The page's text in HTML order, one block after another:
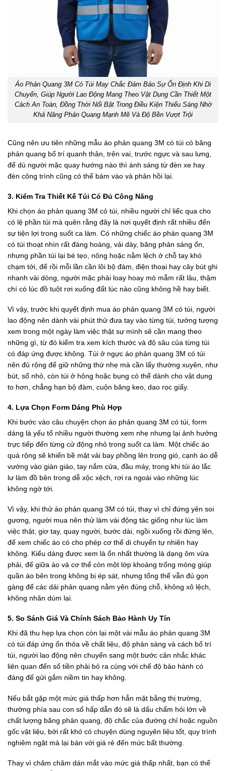
Áo Phản Quang 3M Có Túi May Chắc Đảm Bảo Sự Ổn Định Khi Di
Chuyển, Giúp Người Lao Động Mang Theo Vật Dụng Cần Thiết Một
Cách An Toàn, Đồng Thời Nổi Bật Trong Điều Kiện Thiếu Sáng Nhờ
Khả Năng Phản Quang Mạnh Mẽ Và Độ Bền Vượt Trội
Cũng nên ưu tiên những mẫu áo phản quang 3M có túi có băng
phản quang bố trí quanh thân, trên vai, trước ngực và sau lưng,
để dù người mặc quay hướng nào thì ánh sáng từ đèn xe hay
đèn công trình cũng có thể bám vào và phản hồi lại.
3. Kiểm Tra Thiết Kế Túi Có Đủ Công Năng
Khi chọn áo phản quang 3M có túi, nhiều người chỉ liếc qua cho
có lệ phần túi mà quên rằng đây là nơi quyết định rất nhiều đến
sự tiện lợi trong suốt ca làm. Có những chiếc áo phản quang 3M
có túi thoạt nhìn rất đàng hoàng, vải dày, băng phản sáng ổn,
nhưng phần túi lại bé tẹo, nông hoặc nằm lệch ở chỗ tay khó
chạm tới, để rồi mỗi lần cần lôi bộ đàm, điện thoại hay cây bút ghi
nhanh vài dòng, người mặc phải loay hoay mò mẫm rất lâu, thậm
chí có lúc đồ tuột rơi xuống đất lúc nào cũng không hề hay biết.
Vì vậy, trước khi quyết định mua áo phản quang 3M có túi, người
lao động nên dành vài phút thử đưa tay vào từng túi, tưởng tượng
xem trong một ngày làm việc thật sự mình sẽ cần mang theo
những gì, từ đó kiểm tra xem kích thước và độ sâu của từng túi
có đáp ứng được không. Túi ở ngực áo phản quang 3M có túi
nên đủ rộng để giữ những thứ nhẹ mà cần lấy thường xuyên, như
bút, sổ nhỏ, còn túi ở hông hoặc bụng có thể dành cho vật dụng
to hơn, chẳng hạn bộ đàm, cuộn băng keo, dao rọc giấy.
4. Lựa Chọn Form Dáng Phù Hợp
Khi bước vào câu chuyện chọn áo phản quang 3M có túi, form
dáng là yếu tố nhiều người thường xem nhẹ nhưng lại ảnh hưởng
trực tiếp đến từng cử động nhỏ trong suốt ca làm. Một chiếc áo
quá rộng sẽ khiến bề mặt vải bay phồng lên trong gió, cạnh áo dễ
vướng vào giàn giáo, tay nắm cửa, đầu máy, trong khi túi áo lắc
lư làm đồ bên trong dễ xộc xệch, rơi ra ngoài vào những lúc
không ngờ tới.
Vì vậy, khi thử áo phản quang 3M có túi, thay vì chỉ đứng yên soi
gương, người mua nên thử làm vài động tác giống như lúc làm
việc thật, giơ tay, quay người, bước dài, ngồi xuống rồi đứng lên,
để xem chiếc áo có cho phép cơ thể di chuyển tự nhiên hay
không. Kiểu dáng được xem là ổn nhất thường là dạng ôm vừa
phải, để giữa áo và cơ thể còn một lớp khoảng trống mỏng giúp
quần áo bên trong không bị ép sát, nhưng tổng thể vẫn đủ gọn
gàng để các dải phản quang nằm yên đúng chỗ, không xô lệch,
không nhăn dúm lại.
5. So Sánh Giá Và Chính Sách Bảo Hành Uy Tín
Khi đã thu hẹp lựa chọn còn lại một vài mẫu áo phản quang 3M
có túi đáp ứng ổn thỏa về chất liệu, độ phản sáng và cách bố trí
túi, người lao động nên chuyển sang một bước cân nhắc khác
liên quan đến số tiền phải bỏ ra cùng với chế độ bảo hành có
đáng để gửi gắm niềm tin hay không.
Nếu bắt gặp một mức giá thấp hơn hẳn mặt bằng thị trường,
thường phía sau con số hấp dẫn đó sẽ là dấu chấm hỏi lớn về
chất lượng băng phản quang, độ chắc của đường chỉ hoặc nguồn
gốc vật liệu, bởi rất khó có chuyện dùng nguyên liệu tốt, quy trình
nghiêm ngặt mà lại bán với giá rẻ đến mức bất thường.
Thay vì chăm chăm dán mắt vào mức giá thấp nhất, bạn có thể